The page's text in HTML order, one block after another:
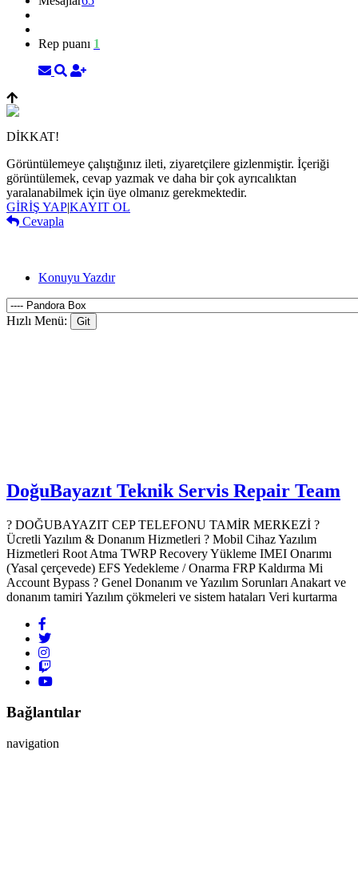
Rep puanı 1
DİKKAT!
Görüntülemeye çalıştığınız ileti, ziyaretçilere gizlenmiştir. İçeriği
görüntülemek, cevap yazmak ve daha bir çok ayrıcalıktan
yaralanabilmek için üye olmanız gerekmektedir.
GİRİŞ YAP|KAYIT OL
Cevapla
Konuyu Yazdır
Hızlı Menü:
DoğuBayazıt Teknik Servis Repair Team
? DOĞUBAYAZIT CEP TELEFONU TAMİR MERKEZİ ?️
Ücretli Yazılım & Donanım Hizmetleri ? Mobil Cihaz Yazılım
Hizmetleri Root Atma TWRP Recovery Yükleme IMEI Onarımı
(Yasal çerçevede) EFS Yedekleme / Onarma FRP Kaldırma Mi
Account Bypass ? Genel Donanım ve Yazılım Sorunları Anakart ve
donanım tamiri Yazılım çökmeleri ve sistem hataları Veri kurtarma
Bağlantılar
navigation